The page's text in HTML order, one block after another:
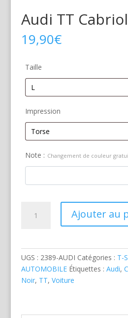
Audi TT
19,90€
Taille
Impression
Note : Changement de couleur
Ajouter au
UGS : 2389-AUDI Catégories : T-
AUTOMOBILE Étiquettes : Audi,
Noir, TT, Voiture